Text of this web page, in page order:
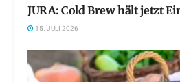
JURA: Cold Brew hält jetzt
15. JULI 2026